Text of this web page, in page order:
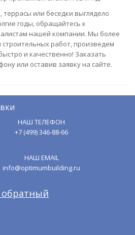
или беседки выглядело
годы, обращайтесь к
нашей компании. Мы более
работ, произведем
и качественно! Заказать
или оставив заявку на сайте.
НАШ ТЕЛЕФОН
+7 (499) 346-88-66
НАШ EMAIL
info@optimumbuilding.ru
обратный